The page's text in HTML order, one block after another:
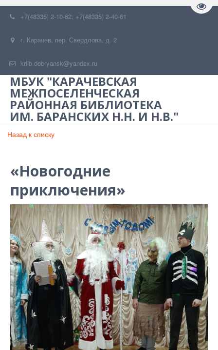
+7(48335) 2-10-62; +7(48335) 2-40-61
г. Карачев, пер. Свердлова, д. 2
krlib.debryansk@yandex.ru
МБУК "КАРАЧЕВСКАЯ
МЕЖПОСЕЛЕНЧЕСКАЯ
РАЙОННАЯ БИБЛИОТЕКА
ИМ. БАРАНСКИХ Н.Н. И Н.В."
Назад к списку
«Новогодние
приключения»